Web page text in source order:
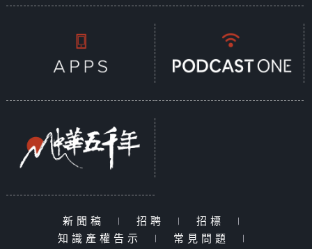
新聞稿 | 招聘 | 招標
|
知識產權告示
| 常見問題 |